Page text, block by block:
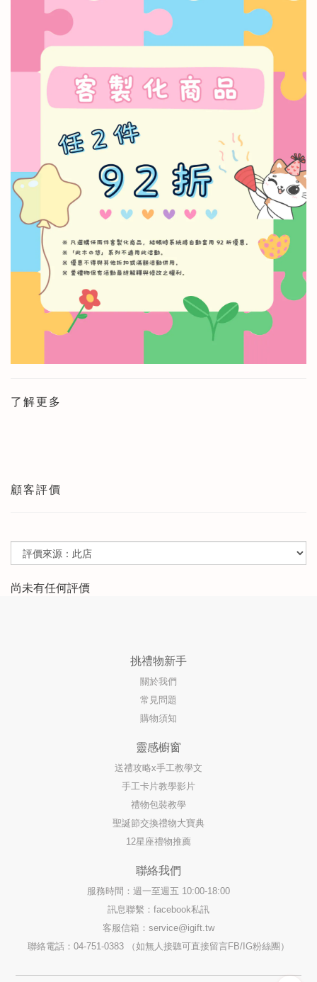
了解更多
顧客評價
尚未有任何評價
挑禮物新手
關於我們
常見問題
購物須知
靈感櫥窗
送禮攻略x手工教學文
手工卡片教學影片
禮物包裝教學
聖誕節交換禮物大寶典
12星座禮物推薦
聯絡我們
服務時間：週一至週五 10:00-18:00
訊息聯繫：facebook私訊
客服信箱： service@igift.tw
聯絡電話：04-751-0383 （如無人接聽可直接留言FB/IG粉絲團）